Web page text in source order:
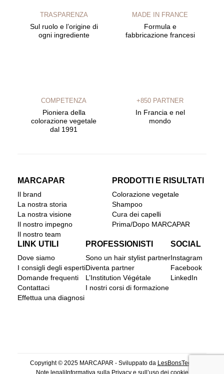
TRASPARENZA
Sul ruolo e l’origine di
ogni ingrediente
MADE IN FRANCE
Formula e
fabbricazione francesi
COMPETENZA
Pioniera della
colorazione vegetale
dal 1991
+850 PARTNER
In Francia e nel
mondo
MARCAPAR
Il brand
La nostra storia
La nostra visione
Il nostro impegno
Il nostro team
PRODOTTI E RISULTATI
Colorazione vegetale
Shampoo
Cura dei capelli
Prima/Dopo MARCAPAR
LINK UTILI
Dove siamo
I consigli degli esperti
Domande frequenti
Contattaci
Effettua una diagnosi
PROFESSIONISTI
Sono un hair stylist partner
Diventa partner
L’Institution Végétale
I nostri corsi di formazione
SOCIAL
Instagram
Facebook
LinkedIn
Copyright © 2025 MARCAPAR - Sviluppato da LesBonsTech
Note legali Informativa sulla Privacy e sull’uso dei cookie